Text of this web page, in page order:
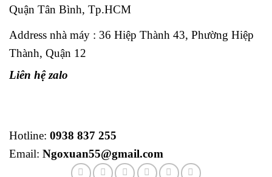
Quận Tân Bình, Tp.HCM
Address nhà máy : 36 Hiệp Thành 43, Phường Hiệp
Thành, Quận 12
Liên hệ zalo
Hotline: 0938 837 255
Email: Ngoxuan55@gmail.com